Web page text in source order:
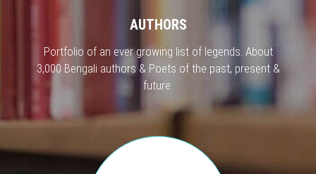
AUTHORS
Portfolio of an ever growing list of legends. About
3,000 Bengali authors & Poets of the past, present &
future.